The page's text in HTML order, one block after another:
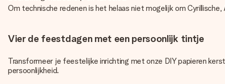
Om technische redenen is het helaas niet mogelijk om
Vier de feestdagen met een persoonlijk tintje
Transformeer je feestelijke inrichting met onze DIY papieren
persoonlijkheid.